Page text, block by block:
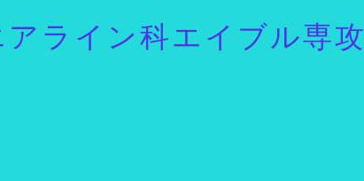
ライン科エイブル専攻